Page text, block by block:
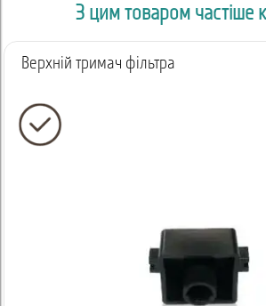
З цим товаром частіше
Верхній тримач фільтра